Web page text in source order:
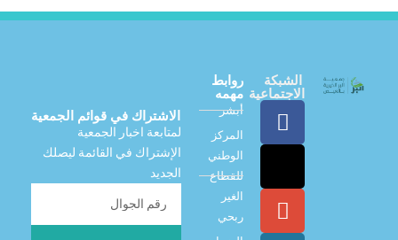
الشبكة
الاجتماعية
روابط
مهمه
أبشر
المركز
الوطني
للقطاع
الغير
ربحي
الاشتراك في قوائم الجمعية
لمتابعة اخبار الجمعية
الإشتراك في القائمة ليصلك
الجديد